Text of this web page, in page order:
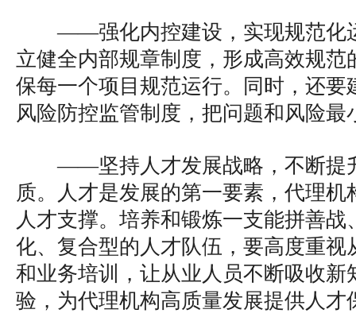
——强化内控建设，实现规范化
立健全内部规章制度，形成高效规范
保每一个项目规范运行。同时，还要
风险防控监管制度，把问题和风险最
——坚持人才发展战略，不断提
质。人才是发展的第一要素，代理机
人才支撑。培养和锻炼一支能拼善战
化、复合型的人才队伍，要高度重视
和业务培训，让从业人员不断吸收新
验，为代理机构高质量发展提供人才